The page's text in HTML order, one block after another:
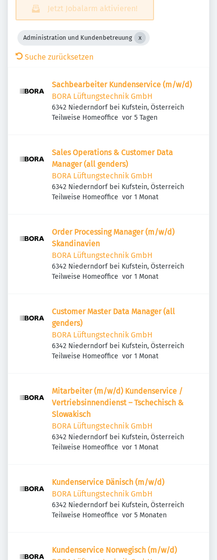
Jetzt Jobalarm aktivieren!
Administration und Kundenbetreuung
Suche zurücksetzen
Sachbearbeiter Kundenservice (m/w/d)
BORA Lüftungstechnik GmbH
6342 Niederndorf bei Kufstein, Österreich
Teilweise Homeoffice Veröffentlicht
vor 5 Tagen
Sales Operations & Customer Data
Manager (all genders)
BORA Lüftungstechnik GmbH
6342 Niederndorf bei Kufstein, Österreich
Teilweise Homeoffice Veröffentlicht
vor 1 Monat
Order Processing Manager (m/w/d)
Skandinavien
BORA Lüftungstechnik GmbH
6342 Niederndorf bei Kufstein, Österreich
Teilweise Homeoffice Veröffentlicht
vor 1 Monat
Customer Master Data Manager (all
genders)
BORA Lüftungstechnik GmbH
6342 Niederndorf bei Kufstein, Österreich
Teilweise Homeoffice Veröffentlicht
vor 1 Monat
Mitarbeiter (m/w/d) Kundenservice /
Vertriebsinnendienst – Tschechisch &
Slowakisch
BORA Lüftungstechnik GmbH
6342 Niederndorf bei Kufstein, Österreich
Teilweise Homeoffice Veröffentlicht
vor 1 Monat
Kundenservice Dänisch (m/w/d)
BORA Lüftungstechnik GmbH
6342 Niederndorf bei Kufstein, Österreich
Teilweise Homeoffice Veröffentlicht:
vor 5 Monaten
Kundenservice Norwegisch (m/w/d)